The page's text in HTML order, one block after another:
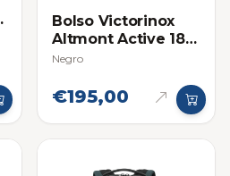
Bolso Victorinox
Altmont Active 18L
Compacto y Ligero
Negro
€195,00